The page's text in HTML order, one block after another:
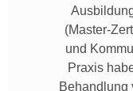
(Master-
und
Praxis
Behandlung